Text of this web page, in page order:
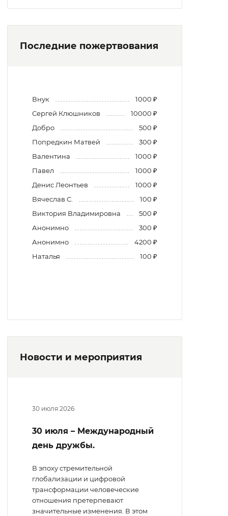
Последние пожертвования
Внук
1000 ₽
Сергей Клюшников
10000 ₽
Добро
500 ₽
Попредкин Матвей
300 ₽
Валентина
1000 ₽
Павел
1000 ₽
Денис Леонтьев
1000 ₽
Вячеслав С.
100 ₽
Виктория Владимировна
500 ₽
Анонимно
300 ₽
Анонимно
4200 ₽
Наталья
100 ₽
Новости и мероприятия
30 июля 2026
30 июля – Международный
день дружбы.
В эпоху стремительной
глобализации и цифровой
трансформации человеческие
отношения претерпевают
значительные изменения. В этом